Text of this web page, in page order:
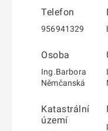
Telefon
956941329
Osoba
Ing.Barbora
Němčanská
Katastrální
území